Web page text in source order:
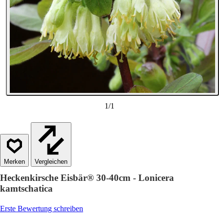
1/1
Vergleichen
Heckenkirsche Eisbär® 30-40cm - Lonicera
kamtschatica
Erste Bewertung schreiben